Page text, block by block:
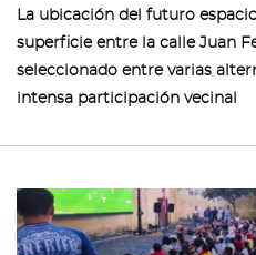
La ubicación del futuro
superficie entre la calle Juan
seleccionado entre varias
intensa participación vecinal